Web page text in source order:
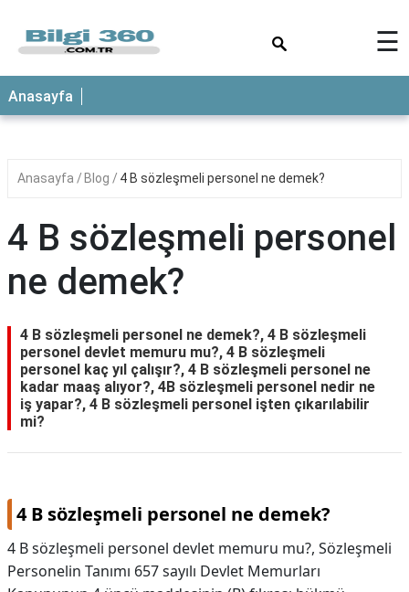
ANASAYFA
☰
Anasayfa
Anasayfa Blog 4 B sözleşmeli personel ne demek?
4 B sözleşmeli personel
ne demek?
4 B sözleşmeli personel ne demek?, 4 B sözleşmeli
personel devlet memuru mu?, 4 B sözleşmeli
personel kaç yıl çalışır?, 4 B sözleşmeli personel ne
kadar maaş alıyor?, 4B sözleşmeli personel nedir ne
iş yapar?, 4 B sözleşmeli personel işten çıkarılabilir
mi?
4 B sözleşmeli personel ne demek?
4 B sözleşmeli personel devlet memuru mu?, Sözleşmeli
Personelin Tanımı 657 sayılı Devlet Memurları